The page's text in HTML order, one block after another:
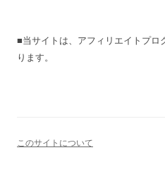
■当サイトは、アフィリエイトプロ
ります。
このサイトについて